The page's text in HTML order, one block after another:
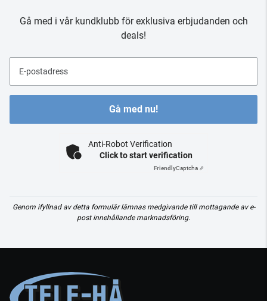
Gå med i vår kundklubb för exklusiva erbjudanden och
deals!
E-postadress
Gå med nu!
Anti-Robot Verification
Click to start verification
FriendlyCaptcha ⇗
Genom ifyllnad av detta formulär lämnas medgivande till mottagande av e-
post innehållande marknadsföring.